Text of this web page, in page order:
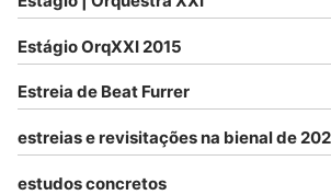
Estágio OrqXXI 2015
Estreia de Beat Furrer
estreias e revisitações na bienal de
estudos concretos